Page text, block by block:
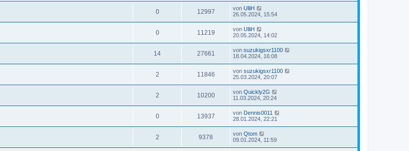
0 12997 von UlliH
26.05.2024, 15:54
0 11219 von UlliH
20.05.2024, 14:02
14 27661 von suzukigsxr1100
18.04.2024, 16:08
2 11846 von suzukigsxr1100
25.03.2024, 20:07
2 10200 von Quickly2G
11.03.2024, 20:24
0 13937 von Dennis0011
28.01.2024, 22:21
2 9378 von Qtom
09.01.2024, 11:59